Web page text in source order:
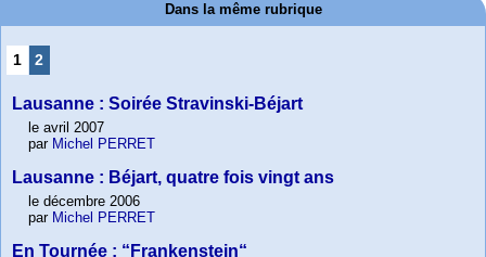
Dans la même rubrique
1 2
Lausanne : Soirée Stravinski-Béjart
le avril 2007
par Michel PERRET
Lausanne : Béjart, quatre fois vingt ans
le décembre 2006
par Michel PERRET
En Tournée : “Frankenstein“